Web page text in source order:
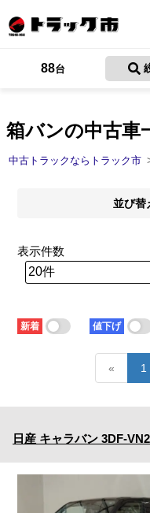
ト
ト
保
箱バンの中古車
88台
中古トラックならトラック市
並び替
新着順
走行距離
少ない順
多い順
少ない順
多い順
表示件数
新着 値下げ
« 1
日産 キャラバン 3DF-